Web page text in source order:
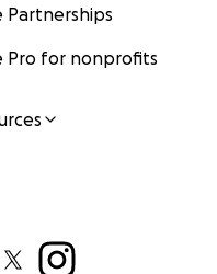
Partnerships
Pro for nonprofits